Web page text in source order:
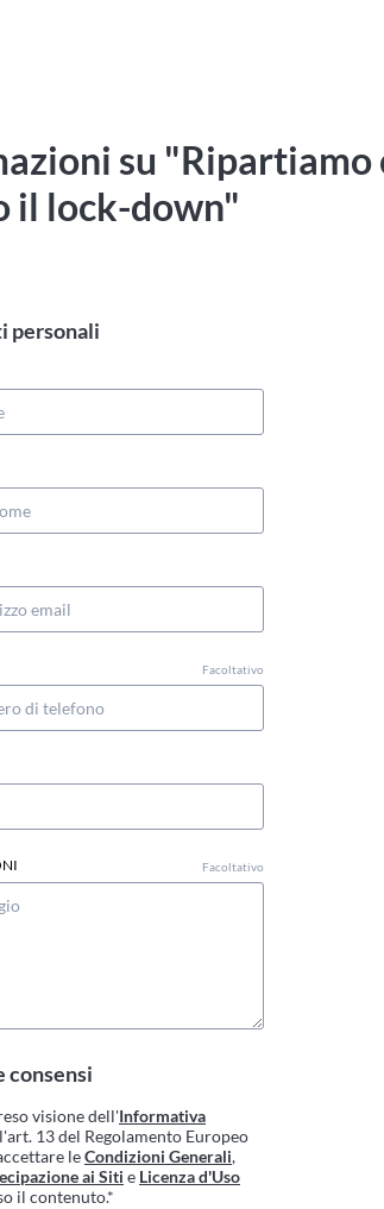
su "Ripartiamo
il lock-down"
personali
Facoltativo
Facoltativo
consensi
visione dell'Informativa
13 del Regolamento Europeo
leCondizioni Generali,
ai Siti e Licenza d'Uso
il contenuto.*